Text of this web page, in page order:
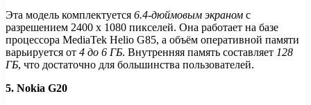
Эта модель комплектуется 6.4-дюймовым экраном с
разрешением 2400 x 1080 пикселей. Она работает на базе
процессора MediaTek Helio G85, а объём оперативной памяти
варьируется от 4 до 6 ГБ. Внутренняя память составляет 128
ГБ, что достаточно для большинства пользователей.
5. Nokia G20